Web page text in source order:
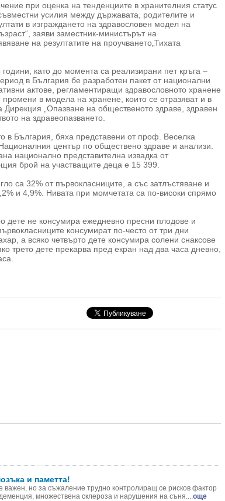
при оценка на тенденциите в хранителния статус
усилия между държавата, родителите и
в изграждането на здравословен модел на
заяви заместник-министърът на
на резултатите на проучването„Тихата
години, като до момента са реализирани пет кръга –
в България бе разработен пакет от национални
актове, регламентиращи здравословното хранене
в модела на хранене, които се отразяват и в
Дирекция „Опазване на общественото здраве, здравен
на здравеопазването.
в България, бяха представени от проф. Веселка
център по обществено здраве и анализи.
национално представителна извадка от
брой на участващите деца е 15 399.
са 32% от първокласниците, а със затлъстяване и
и 4,9%. Нивата при момчетата са по-високи спрямо
дете не консумира ежедневно пресни плодове и
консумират по-често от три дни
а всяко четвърто дете консумира солени снаксове
трето дете прекарва пред екран над два часа дневно,
и паметта!
важен, но за съжаление трудно контролиращ се рисков фактор
множествена склероза и нарушения на съня....още